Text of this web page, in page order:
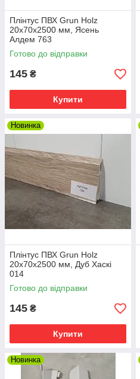
Плінтус ПВХ Grun Holz
20x70x2500 мм, Ясень
Алдем 763
Готово до відправки
145 ₴
Купити
Новинка
Плінтус ПВХ Grun Holz
20x70x2500 мм, Дуб Хаскі
014
Готово до відправки
145 ₴
Купити
Новинка